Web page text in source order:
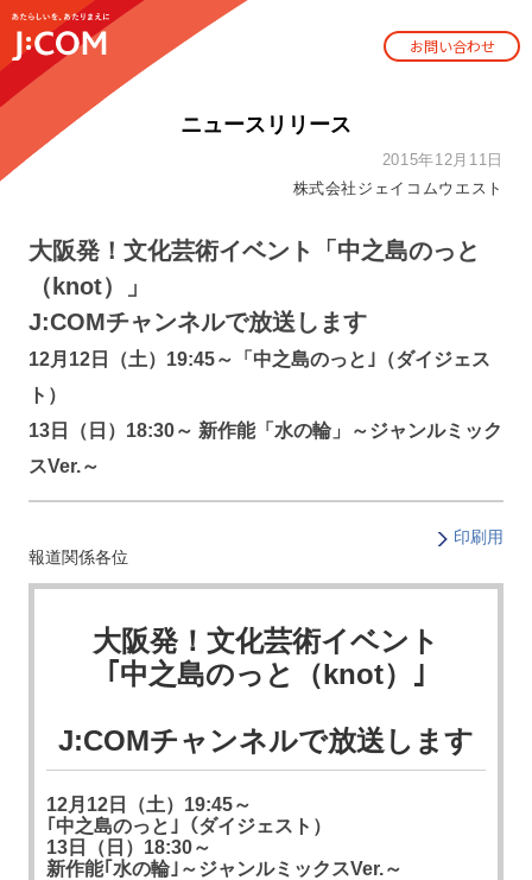
お問い合わせ
ニュースリリース
2015年12月11日
株式会社ジェイコムウエスト
大阪発！文化芸術イベント「中之島のっと
（knot）」
J:COMチャンネルで放送します
12月12日（土）19:45～「中之島のっと｣（ダイジェス
ト）
13日（日）18:30～ 新作能「水の輪」～ジャンルミック
スVer.～
印刷用
報道関係各位
大阪発！文化芸術イベント
｢中之島のっと（knot）｣
J:COMチャンネルで放送します
12月12日（土）19:45～
｢中之島のっと｣（ダイジェスト）
13日（日）18:30～
新作能｢水の輪｣～ジャンルミックスVer.～